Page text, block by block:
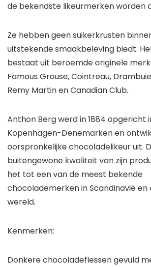
de bekendste likeurmerken worden
Ze hebben geen suikerkrusten
uitstekende smaakbeleving biedt.
bestaat uit beroemde originele
Famous Grouse, Cointreau,
Remy Martin en Canadian Club.
Anthon Berg werd in 1884 opgericht
Kopenhagen-Denemarken en
oorspronkelijke chocoladelikeur uit.
buitengewone kwaliteit van zijn
het tot een van de meest bekende
chocolademerken in Scandinavië en
wereld.
Kenmerken:
Donkere chocoladeflessen gevuld